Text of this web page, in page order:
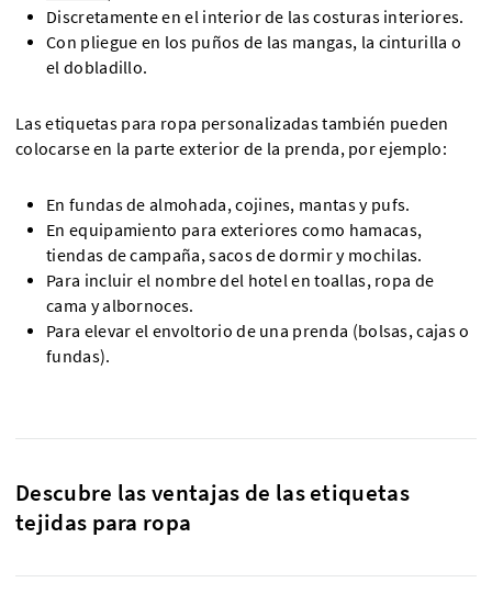
Discretamente en el interior de las costuras interiores.
Con pliegue en los puños de las mangas, la cinturilla o
el dobladillo.
Las etiquetas para ropa personalizadas también pueden
colocarse en la parte exterior de la prenda, por ejemplo:
En fundas de almohada, cojines, mantas y pufs.
En equipamiento para exteriores como hamacas,
tiendas de campaña, sacos de dormir y mochilas.
Para incluir el nombre del hotel en toallas, ropa de
cama y albornoces.
Para elevar el envoltorio de una prenda (bolsas, cajas o
fundas).
Descubre las ventajas de las etiquetas
tejidas para ropa